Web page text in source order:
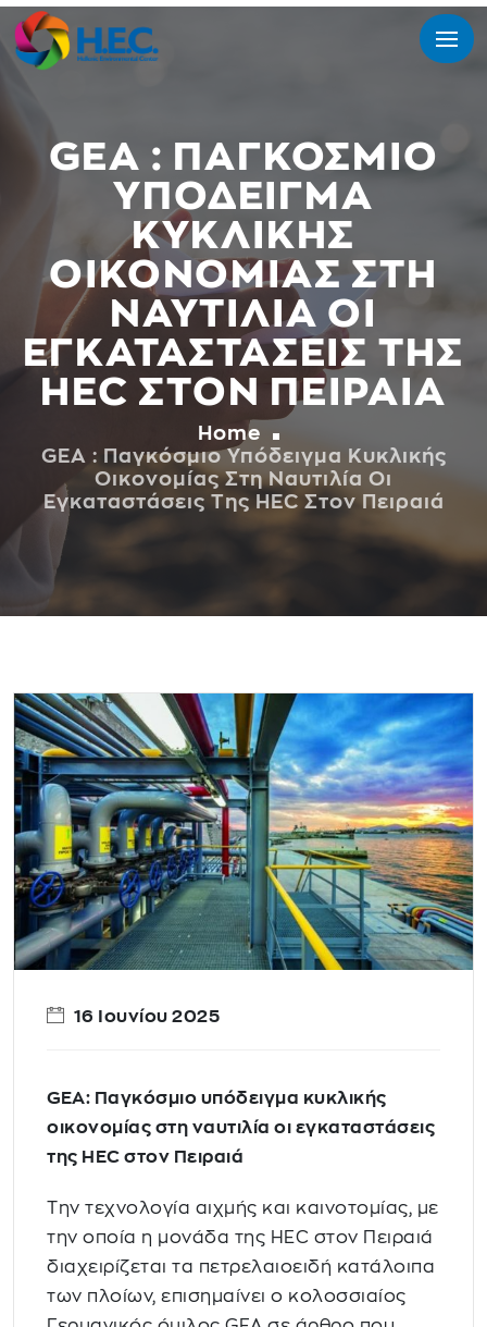
GEA : ΠΑΓΚΌΣΜΙΟ
ΥΠΌΔΕΙΓΜΑ
ΚΥΚΛΙΚΉΣ
ΟΙΚΟΝΟΜΊΑΣ ΣΤΗ
ΝΑΥΤΙΛΊΑ ΟΙ
ΕΓΚΑΤΑΣΤΆΣΕΙΣ ΤΗΣ
HEC ΣΤΟΝ ΠΕΙΡΑΙΆ
Home
GEA : Παγκόσμιο Υπόδειγμα Κυκλικής
Οικονομίας Στη Ναυτιλία Οι
Εγκαταστάσεις Της HEC Στον Πειραιά
16 Ιουνίου 2025
GEA: Παγκόσμιο υπόδειγμα κυκλικής
οικονομίας στη ναυτιλία οι εγκαταστάσεις
της HEC στον Πειραιά
Την τεχνολογία αιχμής και καινοτομίας, με
την οποία η μονάδα της HEC στον Πειραιά
διαχειρίζεται τα πετρελαιοειδή κατάλοιπα
των πλοίων, επισημαίνει ο κολοσσιαίος